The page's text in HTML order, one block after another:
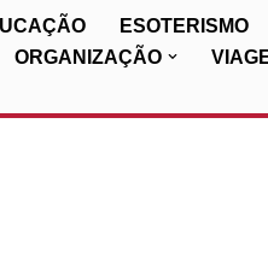
ESOTERISMO
ORGANIZAÇÃO